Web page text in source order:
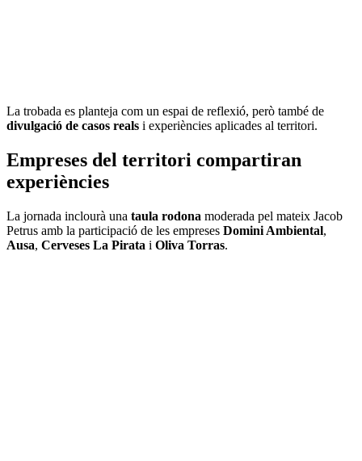
La trobada es planteja com un espai de reflexió, però també de
divulgació de casos reals i experiències aplicades al territori.
Empreses del territori compartiran
experiències
La jornada inclourà una taula rodona moderada pel mateix Jacob
Petrus amb la participació de les empreses Domini Ambiental,
Ausa, Cerveses La Pirata i Oliva Torras.